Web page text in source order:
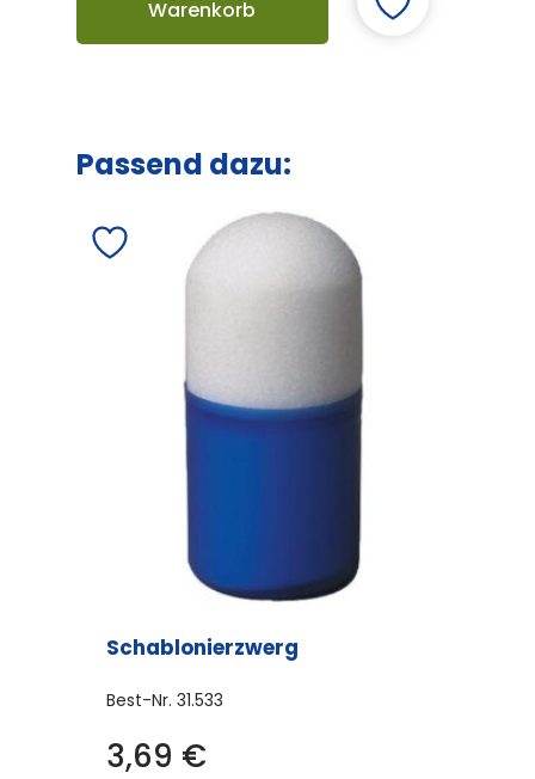
Warenkorb
Passend dazu:
Schablonierzwerg
Best-Nr. 31.533
3,69 €